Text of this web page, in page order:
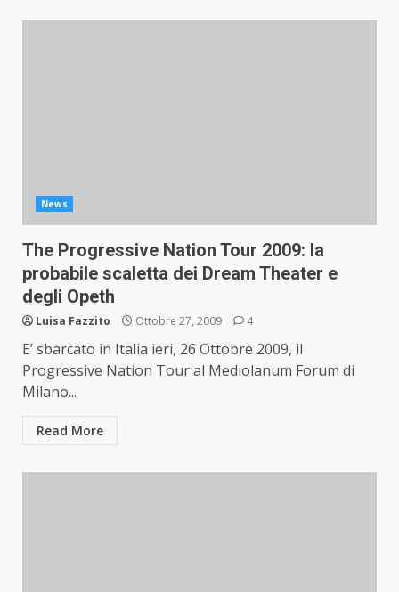
News
The Progressive Nation Tour 2009: la
probabile scaletta dei Dream Theater e
degli Opeth
Luisa Fazzito Ottobre 27, 2009 4
E’ sbarcato in Italia ieri, 26 Ottobre 2009, il
Progressive Nation Tour al Mediolanum Forum di
Milano...
Read More